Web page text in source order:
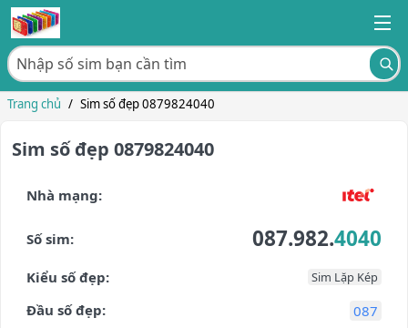
Trang chủ / Sim số đẹp 0879824040
Sim số đẹp 0879824040
Nhà mạng:
Số sim: 087.982.4040
Kiểu số đẹp: Sim Lặp Kép
Đầu số đẹp:
087